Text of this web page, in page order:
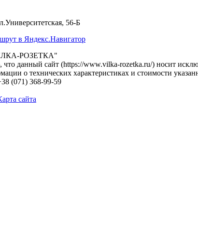
56-Б
в Яндекс.Навигатор
РОЗЕТКА"
данный сайт (https://www.vilka-rozetka.ru/) носит
о технических характеристиках и стоимости
(071) 368-99-59
сайта